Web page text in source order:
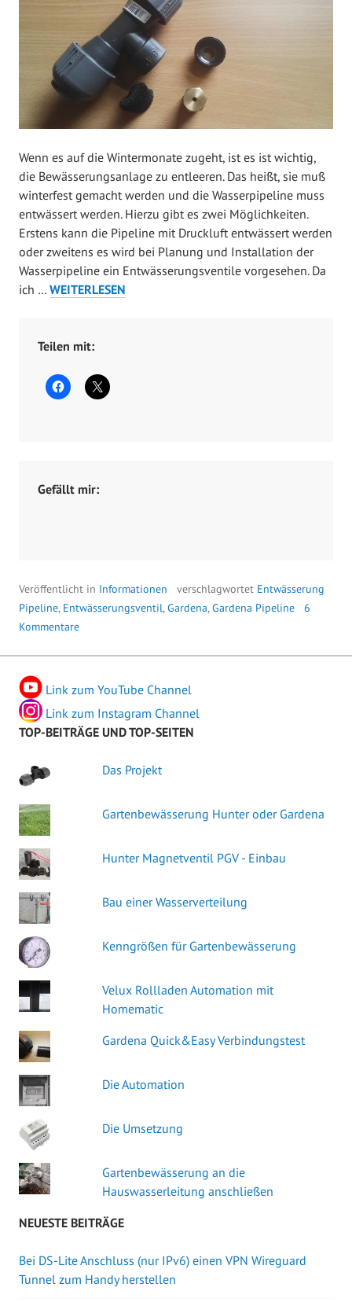
n
i
c
h
m
e
z
Wenn es auf die Wintermonate zugeht, ist es ist wichtig,
die Bewässerungsanlage zu entleeren. Das heißt, sie muß
winterfest gemacht werden und die Wasserpipeline muss
entwässert werden. Hierzu gibt es zwei Möglichkeiten.
Erstens kann die Pipeline mit Druckluft entwässert werden
oder zweitens es wird bei Planung und Installation der
Wasserpipeline ein Entwässerungsventile vorgesehen. Da
ich … ZUSAMMENBAU
WEITERLESEN
Teilen mit:
Gefällt mir:
Veröffentlicht in Informationen verschlagwortet Entwässerung
Pipeline, Entwässerungsventil,Gardena,Gardena Pipeline
6
Kommentare
Link zum YouTube Channel
Link zum Instagram Channel
TOP-BEITRÄGE UND TOP-SEITEN
Das Projekt
Gartenbewässerung Hunter oder Gardena
Hunter Magnetventil PGV - Einbau
Bau einer Wasserverteilung
Kenngrößen für Gartenbewässerung
Velux Rollladen Automation mit
Homematic
Gardena Quick&Easy Verbindungstest
Die Automation
Die Umsetzung
Gartenbewässerung an die
Hauswasserleitung anschließen
NEUESTE BEITRÄGE
Bei DS-Lite Anschluss (nur IPv6) einen VPN Wireguard
Tunnel zum Handy herstellen